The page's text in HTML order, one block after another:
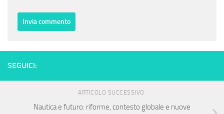
SEGUICI:
ARTICOLO SUCCESSIVO
Nautica e futuro: riforme, contesto globale e nuove